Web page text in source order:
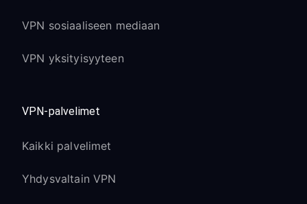
VPN sosiaaliseen mediaan
VPN yksityisyyteen
VPN-palvelimet
Kaikki palvelimet
Yhdysvaltain VPN